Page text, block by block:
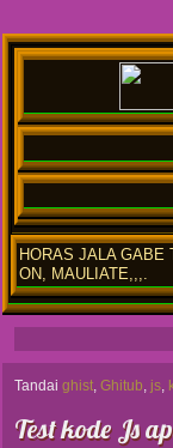
HORAS JALA GABE
ON, MAULIATE,,,.
Tandai ghist, Ghitub, js,
Test kode Js